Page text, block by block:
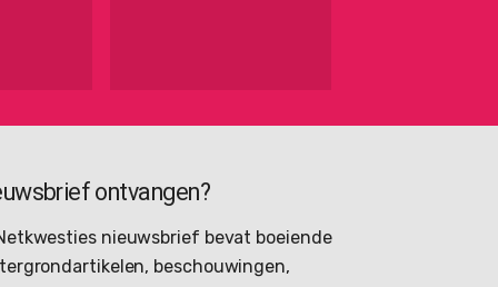
ontvangen?
nieuwsbrief bevat boeiende
beschouwingen,